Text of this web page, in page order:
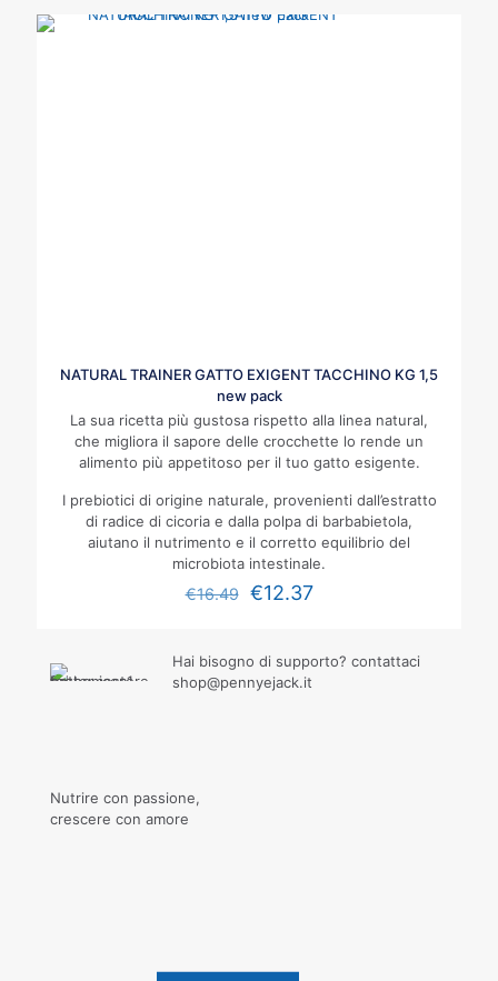
NATURAL TRAINER GATTO EXIGENT TACCHINO KG 1,5
new pack
La sua ricetta più gustosa rispetto alla linea natural,
che migliora il sapore delle crocchette lo rende un
alimento più appetitoso per il tuo gatto esigente.
I prebiotici di origine naturale, provenienti dall’estratto
di radice di cicoria e dalla polpa di barbabietola,
aiutano il nutrimento e il corretto equilibrio del
microbiota intestinale.
€16.49 €12.37
Hai bisogno di supporto? contattaci
shop@pennyejack.it
Nutrire con passione,
crescere con amore